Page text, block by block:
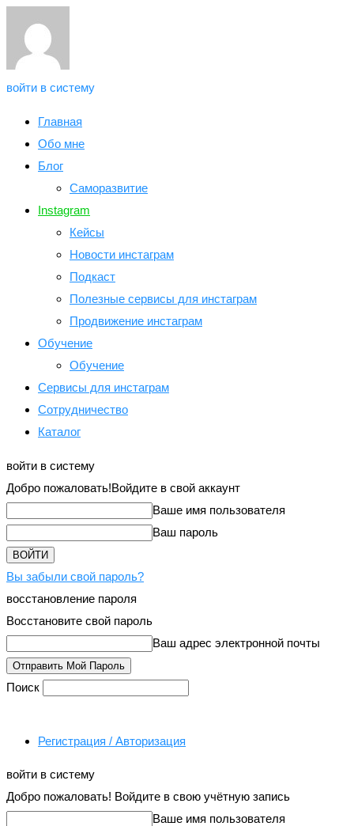
войти в систему
Главная
Обо мне
Блог
Саморазвитие
Instagram
Кейсы
Новости инстаграм
Подкаст
Полезные сервисы для инстаграм
Продвижение инстаграм
Обучение
Обучение
Сервисы для инстаграм
Сотрудничество
Каталог
войти в систему
Добро пожаловать!Войдите в свой аккаунт
Ваше имя пользователя
Ваш пароль
Вы забыли свой пароль?
восстановление пароля
Восстановите свой пароль
Ваш адрес электронной почты
Поиск
Регистрация / Авторизация
войти в систему
Добро пожаловать! Войдите в свою учётную запись
Ваше имя пользователя